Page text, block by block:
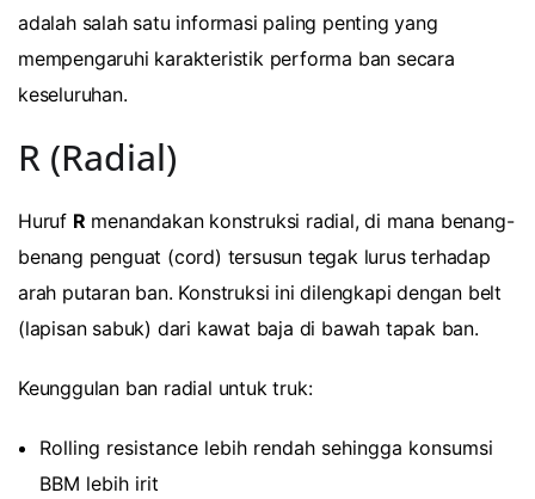
adalah salah satu informasi paling penting yang
mempengaruhi karakteristik performa ban secara
keseluruhan.
R (Radial)
Huruf R menandakan konstruksi radial, di mana benang-
benang penguat (cord) tersusun tegak lurus terhadap
arah putaran ban. Konstruksi ini dilengkapi dengan belt
(lapisan sabuk) dari kawat baja di bawah tapak ban.
Keunggulan ban radial untuk truk:
Rolling resistance lebih rendah sehingga konsumsi
BBM lebih irit